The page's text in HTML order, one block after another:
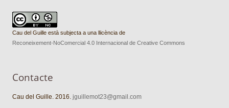
Cau del Guille està subjecta a una llicència de
Reconeixement-NoComercial 4.0 Internacional de Creative Commons
Contacte
Cau del Guille. 2016.jguillemot23@gmail.com